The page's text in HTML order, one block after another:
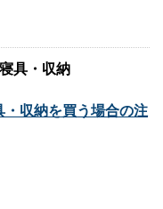
具・収納
収納を買う場合の注